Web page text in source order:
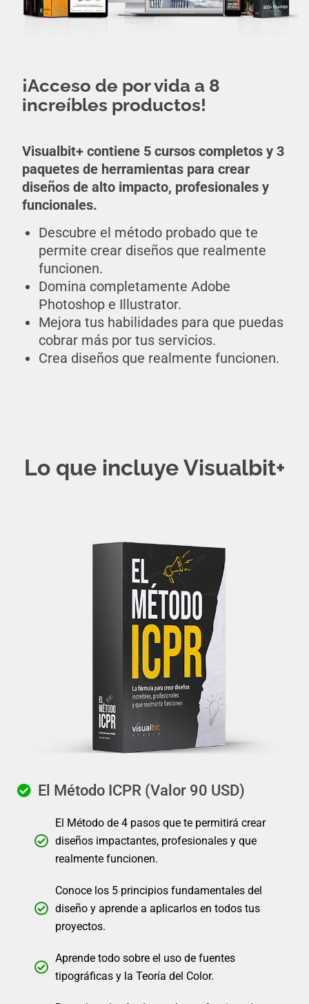
¡Acceso de por vida a 8
increíbles productos!
Visualbit+ contiene 5 cursos completos y 3
paquetes de herramientas para crear
diseños de alto impacto, profesionales y
funcionales.
Descubre el método probado que te
permite crear diseños que realmente
funcionen.
Domina completamente Adobe
Photoshop e Illustrator.
Mejora tus habilidades para que puedas
cobrar más por tus servicios.
Crea diseños que realmente funcionen.
Lo que incluye Visualbit+
El Método ICPR (Valor 90 USD)
El Método de 4 pasos que te permitirá crear
diseños impactantes, profesionales y que
realmente funcionen.
Conoce los 5 principios fundamentales del
diseño y aprende a aplicarlos en todos tus
proyectos.
Aprende todo sobre el uso de fuentes
tipográficas y la Teoría del Color.